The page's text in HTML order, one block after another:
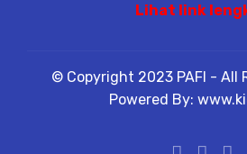
Lihat link
© Copyright 2023 PAFI - All
Powered By: